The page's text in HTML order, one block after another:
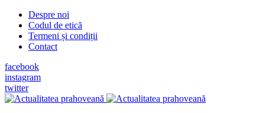
Despre noi
Codul de etică
Termeni și condiții
Contact
facebook
instagram
twitter